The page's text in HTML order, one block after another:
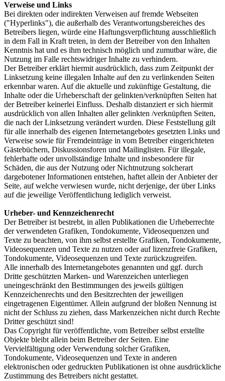
Verweise und Links
Bei direkten oder indirekten Verweisen auf fremde Webseiten
("Hyperlinks"), die außerhalb des Verantwortungsbereiches des
Betreibers liegen, würde eine Haftungsverpflichtung ausschließlich
in dem Fall in Kraft treten, in dem der Betreiber von den Inhalten
Kenntnis hat und es ihm technisch möglich und zumutbar wäre, die
Nutzung im Falle rechtswidriger Inhalte zu verhindern.
Der Betreiber erklärt hiermit ausdrücklich, dass zum Zeitpunkt der
Linksetzung keine illegalen Inhalte auf den zu verlinkenden Seiten
erkennbar waren. Auf die aktuelle und zukünftige Gestaltung, die
Inhalte oder die Urheberschaft der gelinkten/verknüpften Seiten hat
der Betreiber keinerlei Einfluss. Deshalb distanziert er sich hiermit
ausdrücklich von allen Inhalten aller gelinkten /verknüpften Seiten,
die nach der Linksetzung verändert wurden. Diese Feststellung gilt
für alle innerhalb des eigenen Internetangebotes gesetzten Links und
Verweise sowie für Fremdeinträge in vom Betreiber eingerichteten
Gästebüchern, Diskussionsforen und Mailinglisten. Für illegale,
fehlerhafte oder unvollständige Inhalte und insbesondere für
Schäden, die aus der Nutzung oder Nichtnutzung solcherart
dargebotener Informationen entstehen, haftet allein der Anbieter der
Seite, auf welche verwiesen wurde, nicht derjenige, der über Links
auf die jeweilige Veröffentlichung lediglich verweist.
Urheber- und Kennzeichenrecht
Der Betreiber ist bestrebt, in allen Publikationen die Urheberrechte
der verwendeten Grafiken, Tondokumente, Videosequenzen und
Texte zu beachten, von ihm selbst erstellte Grafiken, Tondokumente,
Videosequenzen und Texte zu nutzen oder auf lizenzfreie Grafiken,
Tondokumente, Videosequenzen und Texte zurückzugreifen.
Alle innerhalb des Internetangebotes genannten und ggf. durch
Dritte geschützten Marken- und Warenzeichen unterliegen
uneingeschränkt den Bestimmungen des jeweils gültigen
Kennzeichenrechts und den Besitzrechten der jeweiligen
eingetragenen Eigentümer. Allein aufgrund der bloßen Nennung ist
nicht der Schluss zu ziehen, dass Markenzeichen nicht durch Rechte
Dritter geschützt sind!
Das Copyright für veröffentlichte, vom Betreiber selbst erstellte
Objekte bleibt allein beim Betreiber der Seiten. Eine
Vervielfältigung oder Verwendung solcher Grafiken,
Tondokumente, Videosequenzen und Texte in anderen
elektronischen oder gedruckten Publikationen ist ohne ausdrückliche
Zustimmung des Betreibers nicht gestattet.